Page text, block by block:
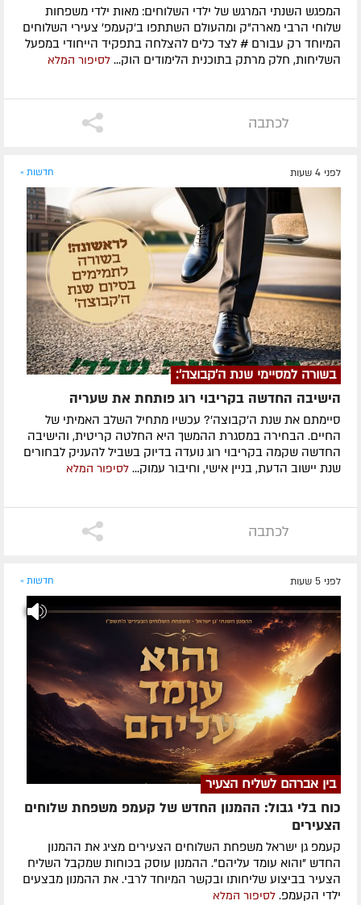
המפגש השנתי המרגש של ילדי השלוחים: מאות ילדי משפחות
שלוחי הרבי מארה"ק ומהעולם השתתפו ב'קעמפ' צעירי השלוחים
המיוחד רק עבורם # לצד כלים להצלחה בתפקיד הייחודי במפעל
השליחות, חלק מרתק בתוכנית הלימודים הוק... לסיפור המלא
לכתבה
לפני 4 שעות חדשות »
בשורה למסיימי שנת ה'קבוצה':
הישיבה החדשה בקריבוי רוג פותחת את שעריה
סיימתם את שנת ה'קבוצה'? עכשיו מתחיל השלב האמיתי של
החיים. הבחירה במסגרת ההמשך היא החלטה קריטית, והישיבה
החדשה שקמה בקריבוי רוג נועדה בדיוק בשביל להעניק לבחורים
שנת יישוב הדעת, בניין אישי, וחיבור עמוק... לסיפור המלא
לכתבה
לפני 5 שעות חדשות »
בין אברהם לשליח הצעיר
כוח בלי גבול: ההמנון החדש של קעמפ משפחת שלוחים
הצעירים
קעמפ גן ישראל משפחת השלוחים הצעירים מציג את ההמנון
החדש "והוא עומד עליהם". ההמנון עוסק בכוחות שמקבל השליח
הצעיר בביצוע שליחותו ובקשר המיוחד לרבי. את ההמנון מבצעים
ילדי הקעמפ. לסיפור המלא